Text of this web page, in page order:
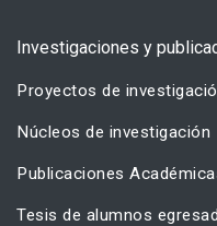
Investigaciones y
Proyectos de
Núcleos de investigación
Publicaciones
Tesis de alumnos